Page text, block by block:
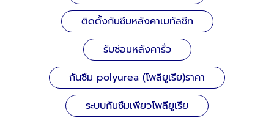
ติดตั้งกันซึมหลังคาเมทัลชีท
รับซ่อมหลังคารั่ว
กันซึม polyurea (โพลียูเรีย)ราคา
ระบบกันซึมเพียวโพลียูเรีย